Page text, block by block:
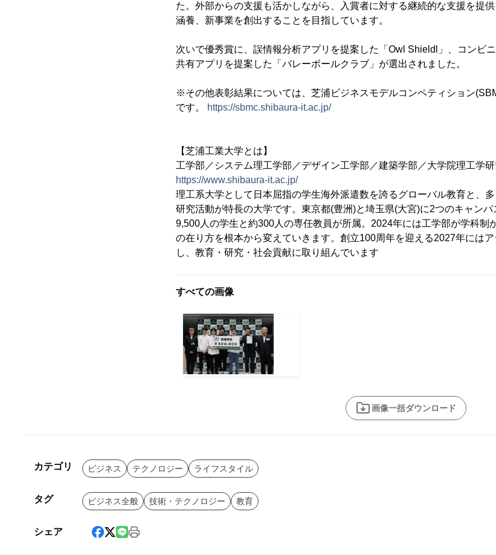
た。外部からの支援も活かしながら、入賞者に対する継続的な支援を提
涵養、新事業を創出することを目指しています。
次いで優秀賞に、誤情報分析アプリを提案した「Owl Shieldl」、コンビ
共有アプリを提案した「バレーボールクラブ」が選出されました。
※その他表彰結果については、芝浦ビジネスモデルコンペティション
です。
https://sbmc.shibaura-it.ac.jp/
【芝浦工業大学とは】
工学部／システム理工学部／デザイン工学部／建築学部／大学院理工学
https://www.shibaura-it.ac.jp/
理工系大学として日本屈指の学生海外派遣数を誇るグローバル教育と、
研究活動が特長の大学です。東京都(豊洲)と埼玉県(大宮)に2つのキャン
9,500人の学生と約300人の専任教員が所属。2024年には工学部が学科制
の在り方を根本から変えていきます。創立100周年を迎える2027年には
し、教育・研究・社会貢献に取り組んでいます
すべての画像
画像一括ダウンロード
カテゴリ ビジネス テクノロジー ライフスタイル
タグ ビジネス全般 技術・テクノロジー 教育
シェア